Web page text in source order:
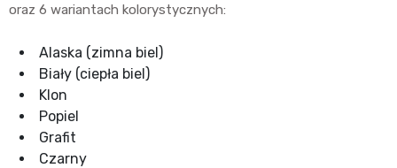
oraz 6 wariantach kolorystycznych:
Alaska (zimna biel)
Biały (ciepła biel)
Klon
Popiel
Grafit
Czarny